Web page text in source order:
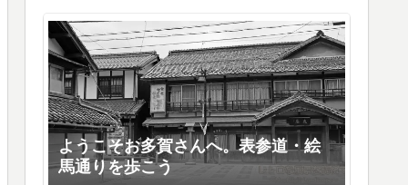
ようこそお多賀さんへ。表参道・絵
馬通りを歩こう